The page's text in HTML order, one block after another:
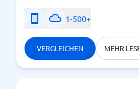
1-500+
VERGLEICHEN MEHR